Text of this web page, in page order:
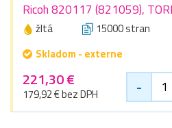
Ricoh 820117 (821059),
žltá 15000 stran
Skladom - externe
221,30 €
179,92 € bez DPH -